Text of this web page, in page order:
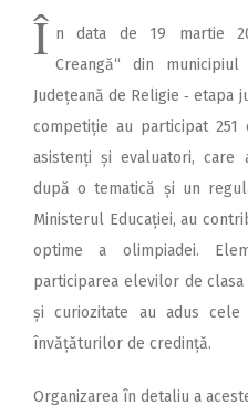
Î n data de 19 martie
Creangă“ din
Județeană de Religie ‑ etapa
competiție au participat
asistenți și evaluatori,
după o tematică și un
Ministerul Educației, au
optime a olimpiadei.
participarea elevilor de clasa
și curiozitate au adus
învățăturilor de credință.
Organizarea în detaliu a